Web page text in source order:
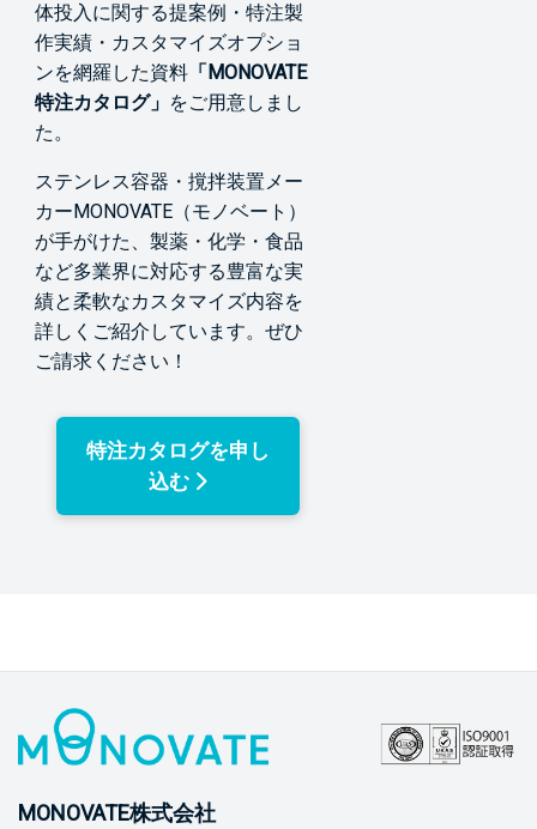
体投入に関する提案例・特注製
作実績・カスタマイズオプショ
ンを網羅した資料「MONOVATE
特注カタログ」 をご用意しまし
た。
ステンレス容器・撹拌装置メー
カーMONOVATE（モノベート）
が手がけた、製薬・化学・食品
など多業界に対応する豊富な実
績と柔軟なカスタマイズ内容を
詳しくご紹介しています。ぜひ
ご請求ください！
特注カタログを申し
込む
MONOVATE株式会社